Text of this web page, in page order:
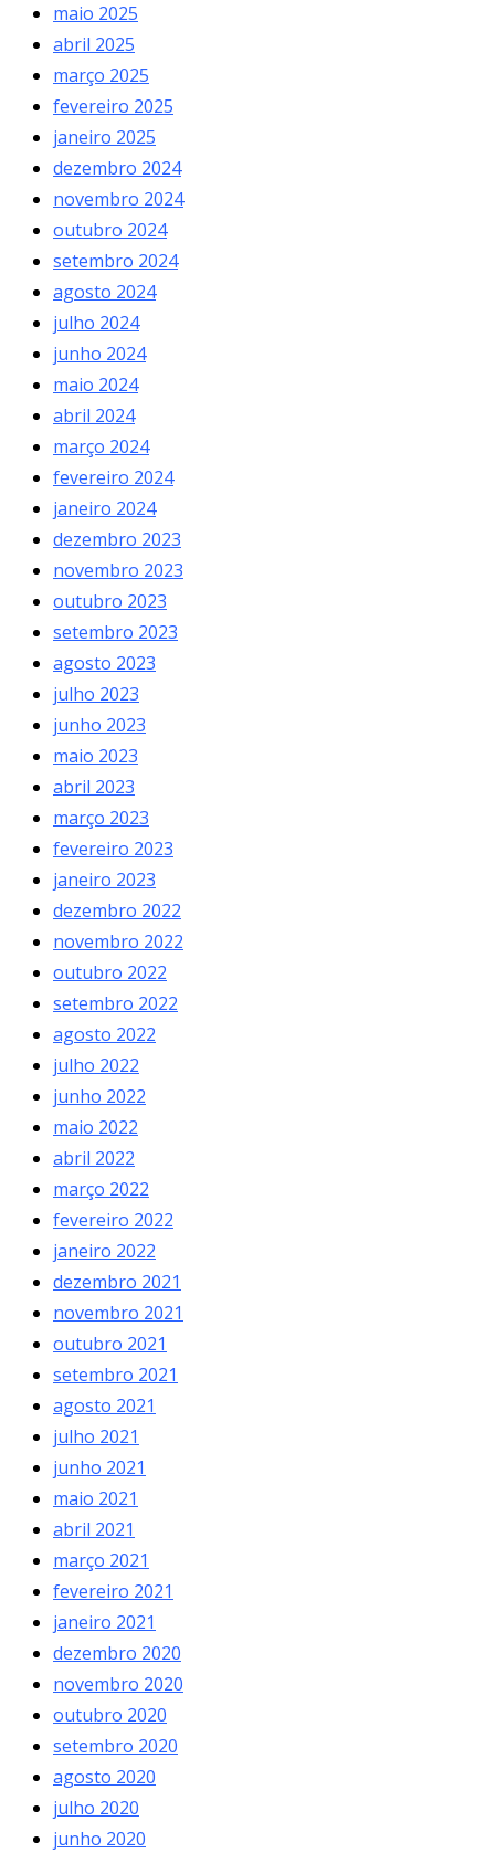
maio 2025
abril 2025
março 2025
fevereiro 2025
janeiro 2025
dezembro 2024
novembro 2024
outubro 2024
setembro 2024
agosto 2024
julho 2024
junho 2024
maio 2024
abril 2024
março 2024
fevereiro 2024
janeiro 2024
dezembro 2023
novembro 2023
outubro 2023
setembro 2023
agosto 2023
julho 2023
junho 2023
maio 2023
abril 2023
março 2023
fevereiro 2023
janeiro 2023
dezembro 2022
novembro 2022
outubro 2022
setembro 2022
agosto 2022
julho 2022
junho 2022
maio 2022
abril 2022
março 2022
fevereiro 2022
janeiro 2022
dezembro 2021
novembro 2021
outubro 2021
setembro 2021
agosto 2021
julho 2021
junho 2021
maio 2021
abril 2021
março 2021
fevereiro 2021
janeiro 2021
dezembro 2020
novembro 2020
outubro 2020
setembro 2020
agosto 2020
julho 2020
junho 2020